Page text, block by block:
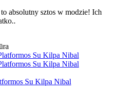
absolutny sztos w modzie! Ich
Su Kilpa Nibal